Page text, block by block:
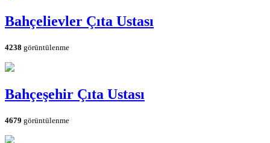
Bahçelievler Çıta Ustası
4238 görüntülenme
Bahçeşehir Çıta Ustası
4679 görüntülenme